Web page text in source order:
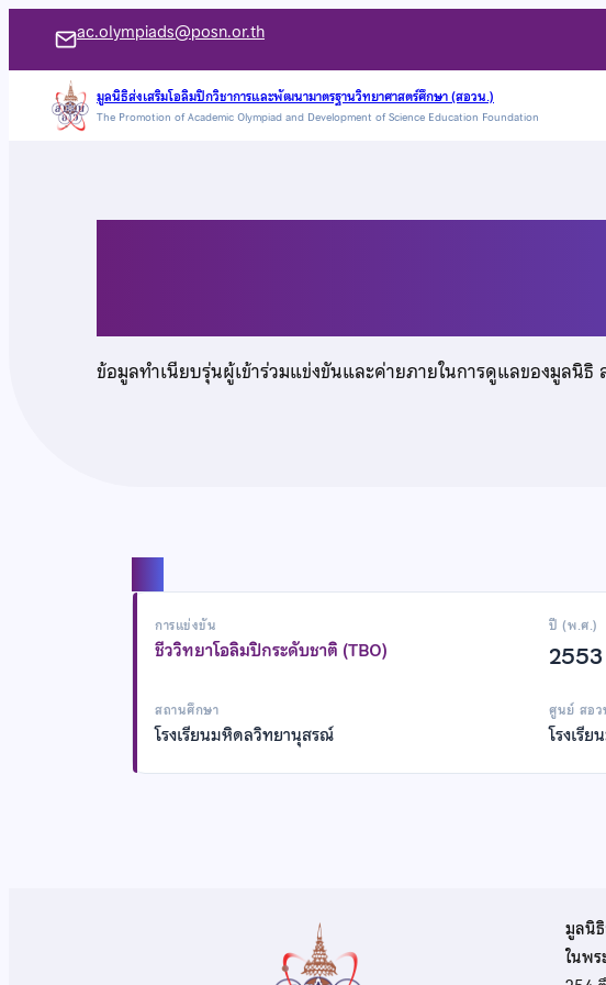
เนื้อหา
ac.olympiads@posn.or.th
มูลนิธิส่งเสริมโอลิมปิกวิชาการและพัฒนามาตรฐานวิทยาศาสตร์ศึกษา (สอวน.)
The Promotion of Academic Olympiad and Development of Science Education Foundation
ข้อมูลทำเนียบรุ่นผู้เข้าร่วมแข่งขันและค่ายภายในการดูแลของมูลนิธิ
การแข่งขัน
ชีววิทยาโอลิมปิกระดับชาติ (TBO)
ปี (พ.ศ.)
2553
สถานศึกษา
โรงเรียนมหิดลวิทยานุสรณ์
ศูนย์ สอ
โรงเรี
มูลนิ
ในพ